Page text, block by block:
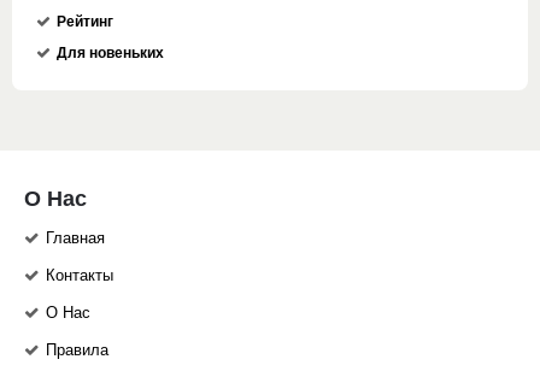
Рейтинг
Для новеньких
О Нас
Главная
Контакты
О Нас
Правила